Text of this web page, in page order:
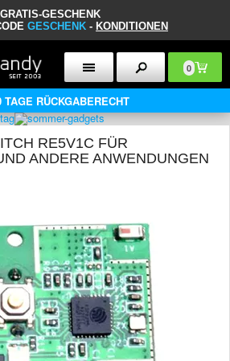
GRATIS-GESCHENK
GESCHENK - KONDITIONEN
0
TAGE RÜCKGABERECHT
RE5V1C FÜR
ANDERE ANWENDUNGEN